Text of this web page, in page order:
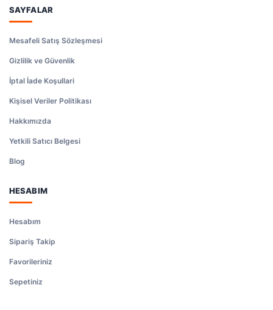
SAYFALAR
Mesafeli Satış Sözleşmesi
Gizlilik ve Güvenlik
İptal İade Koşullari
Kişisel Veriler Politikası
Hakkımızda
Yetkili Satıcı Belgesi
Blog
HESABIM
Hesabım
Sipariş Takip
Favorileriniz
Sepetiniz